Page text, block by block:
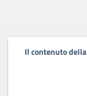
Il contenuto